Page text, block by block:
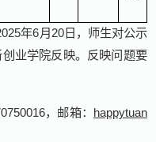
年6月 20日，师生对公示
业学院反映。反映问题要
，邮箱： happytuan